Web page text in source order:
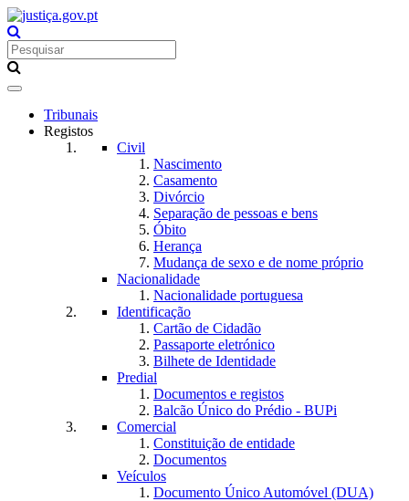
Toggle
navigationTribunais
Registos
Civil
Nascimento
Casamento
Divórcio
Separação de pessoas e bens
Óbito
Herança
Mudança de sexo e de nome próprio
Nacionalidade
Nacionalidade portuguesa
Identificação
Cartão de Cidadão
Passaporte eletrónico
Bilhete de Identidade
Predial
Documentos e registos
Balcão Único do Prédio - BUPi
Comercial
Constituição de entidade
Documentos
Veículos
Documento Único Automóvel (DUA)